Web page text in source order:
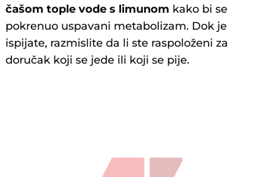
čašom tople vode s limunom kako bi se
pokrenuo uspavani metabolizam. Dok je
ispijate, razmislite da li ste raspoloženi za
doručak koji se jede ili koji se pije.